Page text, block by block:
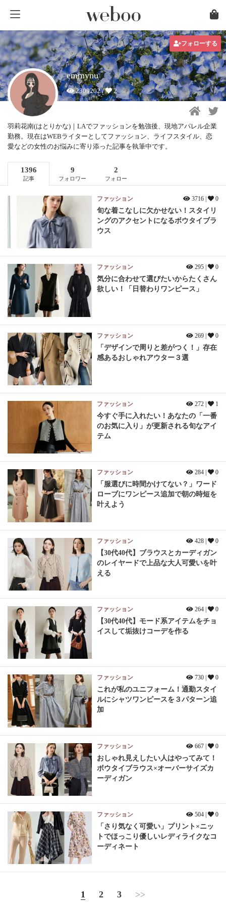
フォローする
emmynu
2309202 / 2
羽莉花南(はとりかな)｜LAでファッションを勉強後、現地アパレル企業
勤務。現在はWEBライターとしてファッション、ライフスタイル、恋
愛などの女性のお悩みに寄り添った記事を執筆中です。
1396
記事
9
フォロワー
2
フォロー
ファッション 3716 | 0
旬な着こなしに欠かせない！スタイリ
ングのアクセントになるボウタイブラ
ウス
ファッション 295 | 0
気分に合わせて選びたいからたくさん
欲しい！「日替わりワンピース」
ファッション 269 | 0
「デザインで周りと差がつく！」存在
感あるおしゃれアウター３選
ファッション 272 | 1
今すぐ手に入れたい！あなたの「一番
のお気に入り」が更新される旬なアイ
テム
ファッション 284 | 0
「服選びに時間かけてない？」ワード
ローブにワンピース追加で朝の時短を
叶えよう
ファッション 428 | 0
【30代40代】ブラウスとカーディガン
のレイヤードで上品な大人可愛いを叶
える
ファッション 264 | 0
【30代40代】モード系アイテムをチョ
イスして垢抜けコーデを作る
ファッション 730 | 0
これが私のユニフォーム！通勤スタイ
ルにシャツワンピースを３パターン追
加
ファッション 667 | 0
おしゃれ見えしたい人はやってみて！
ボウタイブラウス×オーバーサイズカ
ーディガン
ファッション 504 | 0
「さり気なく可愛い」プリント×ニッ
トでほっこり優しいレディライクなコ
ーディネート
1 2 3 >>